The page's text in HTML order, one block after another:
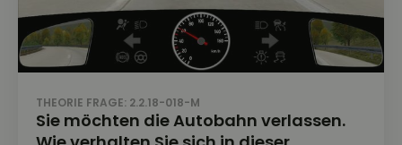
THEORIE FRAGE: 2.2.18-018-M
Sie möchten die Autobahn verlassen.